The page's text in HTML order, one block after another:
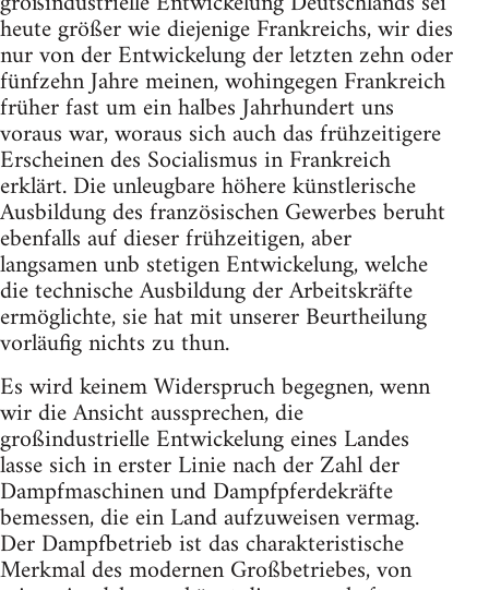
heute größer wie diejenige Frankreichs, wir dies
nur von der Entwickelung der letzten zehn oder
fünfzehn Jahre meinen, wohingegen Frankreich
früher fast um ein halbes Jahrhundert uns
voraus war, woraus sich auch das frühzeitigere
Erscheinen des Socialismus in Frankreich
erklärt. Die unleugbare höhere künstlerische
Ausbildung des französischen Gewerbes beruht
ebenfalls auf dieser frühzeitigen, aber
langsamen unb stetigen Entwickelung, welche
die technische Ausbildung der Arbeitskräfte
ermöglichte, sie hat mit unserer Beurtheilung
vorläufig nichts zu thun.
Es wird keinem Widerspruch begegnen, wenn
wir die Ansicht aussprechen, die
großindustrielle Entwickelung eines Landes
lasse sich in erster Linie nach der Zahl der
Dampfmaschinen und Dampfpferdekräfte
bemessen, die ein Land aufzuweisen vermag.
Der Dampfbetrieb ist das charakteristische
Merkmal des modernen Großbetriebes, von